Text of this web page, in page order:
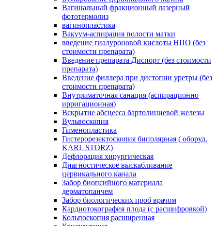
Вагинальный фракционный лазерный
фототермолиз
вагинопластика
Вакуум-аспирация полости матки
введение гиалуроновой кислоты НПО (без
стоимости препарата)
Введение препарата Диспорт (без стоимости
препарата)
Введение филлера при дистопии уретры (без
стоимости препарата)
Внутриматочная санация (аспирационно
ирригационная)
Вскрытие абсцесса бартолиниевой железы
Вульвоскопия
Гименопластика
Гистерорезектоскопия биполярная ( оборуд.
KARL STORZ)
Дефлорация хирургическая
Диагностическое выскабливание
цервикального канала
Забор биопсийного материала
дерматопанчем
Забор биологических проб врачом
Кардиотокография плода (с расшифровкой)
Кольпоскопия расширенная